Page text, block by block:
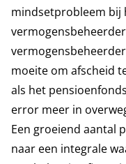
mindsetprobleem bij
moeite om afscheid
als het
error meer in
Een groeiend aantal
naar een integrale